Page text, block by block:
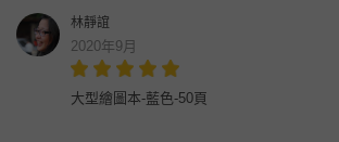
林靜誼
2020年9月
大型繪圖本-藍色-50頁